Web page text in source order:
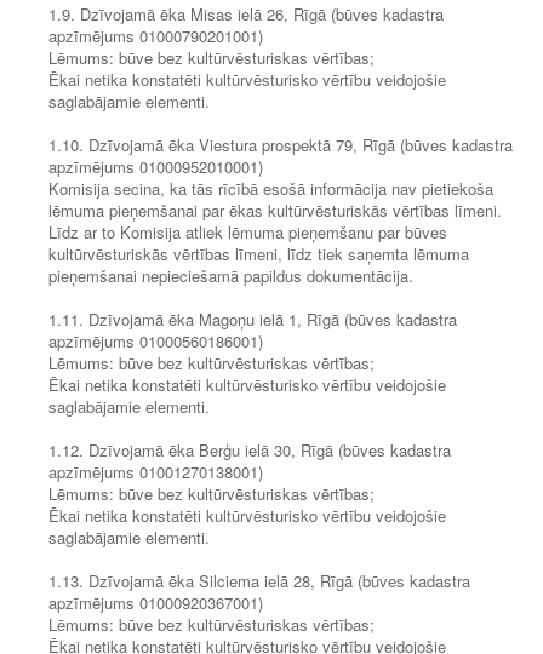
1.9. Dzīvojamā ēka Misas ielā 26, Rīgā (būves kadastra
apzīmējums 01000790201001)
Lēmums: būve bez kultūrvēsturiskas vērtības;
Ēkai netika konstatēti kultūrvēsturisko vērtību veidojošie
saglabājamie elementi.
1.10. Dzīvojamā ēka Viestura prospektā 79, Rīgā (būves kadastra
apzīmējums 01000952010001)
Komisija secina, ka tās rīcībā esošā informācija nav pietiekoša
lēmuma pieņemšanai par ēkas kultūrvēsturiskās vērtības līmeni.
Līdz ar to Komisija atliek lēmuma pieņemšanu par būves
kultūrvēsturiskās vērtības līmeni, līdz tiek saņemta lēmuma
pieņemšanai nepieciešamā papildus dokumentācija.
1.11. Dzīvojamā ēka Magoņu ielā 1, Rīgā (būves kadastra
apzīmējums 01000560186001)
Lēmums: būve bez kultūrvēsturiskas vērtības;
Ēkai netika konstatēti kultūrvēsturisko vērtību veidojošie
saglabājamie elementi.
1.12. Dzīvojamā ēka Berģu ielā 30, Rīgā (būves kadastra
apzīmējums 01001270138001)
Lēmums: būve bez kultūrvēsturiskas vērtības;
Ēkai netika konstatēti kultūrvēsturisko vērtību veidojošie
saglabājamie elementi.
1.13. Dzīvojamā ēka Silciema ielā 28, Rīgā (būves kadastra
apzīmējums 01000920367001)
Lēmums: būve bez kultūrvēsturiskas vērtības;
Ēkai netika konstatēti kultūrvēsturisko vērtību veidojošie